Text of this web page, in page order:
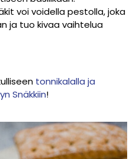
voi voidella pestolla, joka
ja tuo kivaa vaihtelua
tonnikalalla ja
Snäkkiin!